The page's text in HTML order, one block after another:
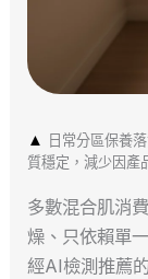
▲
日常分區保養
質穩定，減少因產
多數混合肌消
燥、只依賴單
經AI檢測推薦